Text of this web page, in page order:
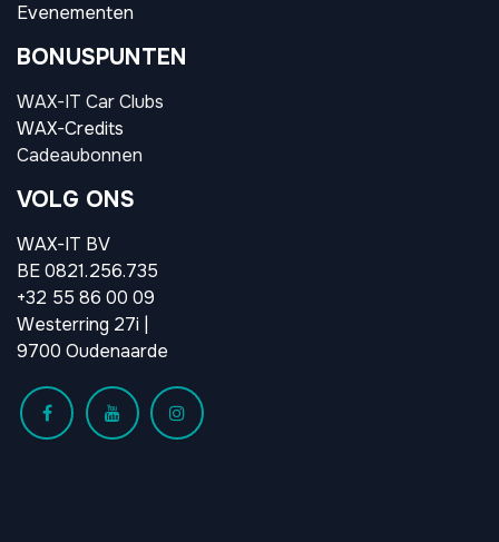
Evenementen
BONUSPUNTEN
WAX-IT Car Clubs
WAX-Credits
Cadeaubonnen
VOLG ONS
WAX-IT BV
BE 0821.256.735
+32 55 86 00 09
Westerring 27i |
9700 Oudenaarde